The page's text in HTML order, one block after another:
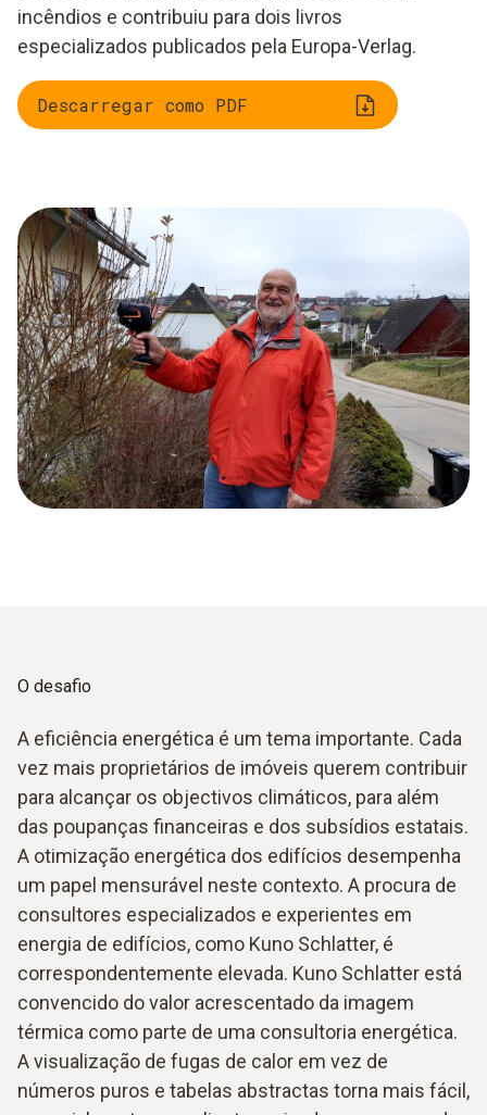
incêndios e contribuiu para dois livros
especializados publicados pela Europa-Verlag.
Descarregar como PDF
O desafio
A eficiência energética é um tema importante. Cada
vez mais proprietários de imóveis querem contribuir
para alcançar os objectivos climáticos, para além
das poupanças financeiras e dos subsídios estatais.
A otimização energética dos edifícios desempenha
um papel mensurável neste contexto. A procura de
consultores especializados e experientes em
energia de edifícios, como Kuno Schlatter, é
correspondentemente elevada. Kuno Schlatter está
convencido do valor acrescentado da imagem
térmica como parte de uma consultoria energética.
A visualização de fugas de calor em vez de
números puros e tabelas abstractas torna mais fácil,